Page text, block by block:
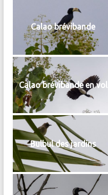
Calao brévibande
Calao brévibande en vol
Bulbul des jardins